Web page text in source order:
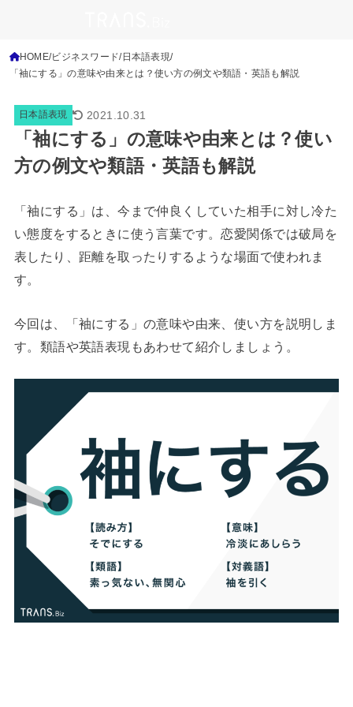
HOME ビジネスワード 日本語表現
「袖にする」の意味や由来とは？使い方の例文や類語・英語も解説
日本語表現 2021.10.31
「袖にする」の意味や由来とは？使い
方の例文や類語・英語も解説
「袖にする」は、今まで仲良くしていた相手に対し冷た
い態度をするときに使う言葉です。恋愛関係では破局を
表したり、距離を取ったりするような場面で使われま
す。
今回は、「袖にする」の意味や由来、使い方を説明しま
す。類語や英語表現もあわせて紹介しましょう。